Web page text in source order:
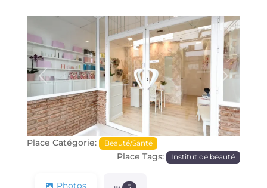
Précédente Prochaine
Place Catégorie: Beauté/Santé
Place Tags: Institut de beauté
Photos